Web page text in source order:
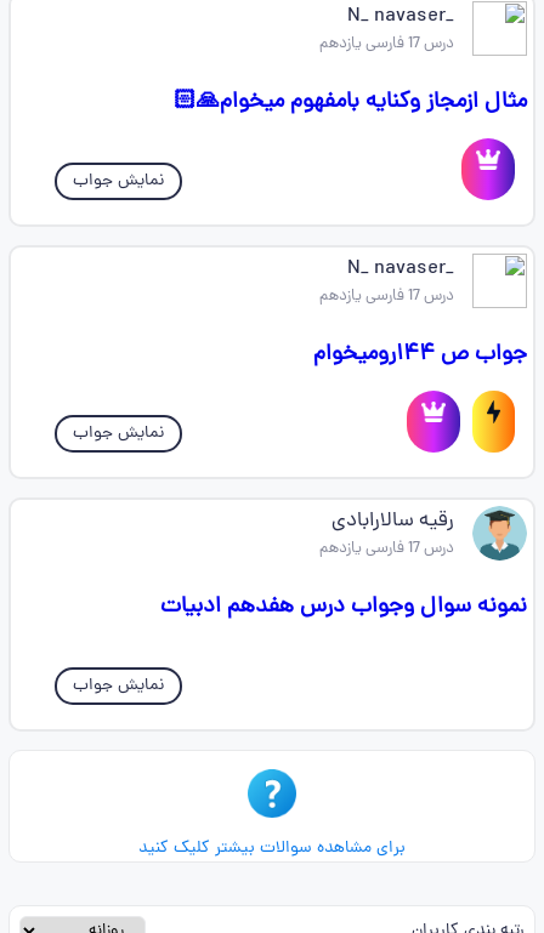
_N_ navaser
درس 17 فارسی یازدهم
مثال ازمجاز وکنایه بامفهوم میخوام🙏🏻
نمایش جواب
_N_ navaser
درس 17 فارسی یازدهم
جواب ص ۱۴۴رومیخوام
نمایش جواب
رقیه سالارابادی
درس 17 فارسی یازدهم
نمونه سوال وجواب درس هفدهم ادبیات
نمایش جواب
برای مشاهده سوالات بیشتر کلیک کنید